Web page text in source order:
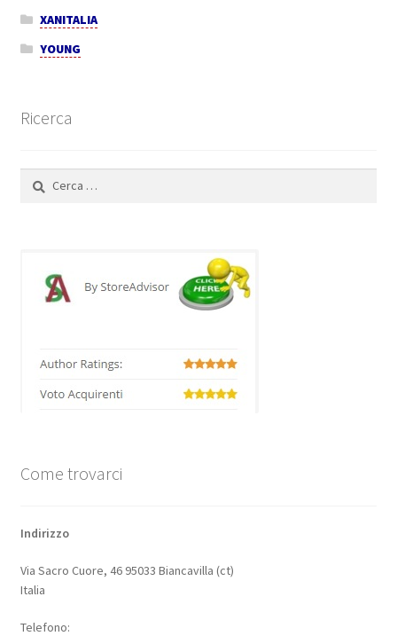
XANITALIA
YOUNG
Ricerca
Ricerca
Come trovarci
Indirizzo
Via Sacro Cuore, 46 95033 Biancavilla (ct)
Italia
Telefono: